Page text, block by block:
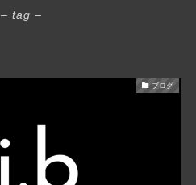
– tag –
ブログ